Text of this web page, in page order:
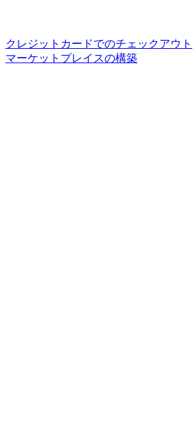
クレジットカードでのチェックアウト
マーケットプレイスの構築